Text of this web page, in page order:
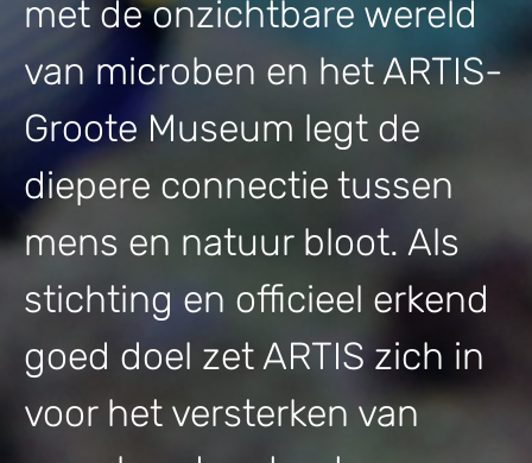
met de onzichtbare wereld
van microben en het ARTIS-
Groote Museum legt de
diepere connectie tussen
mens en natuur bloot. Als
stichting en officieel erkend
goed doel zet ARTIS zich in
voor het versterken van